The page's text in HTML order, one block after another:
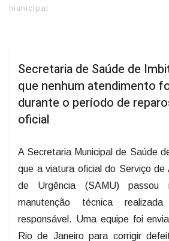
municipal
Secretaria de Saúde de
que nenhum atendimento
durante o período de
oficial
A Secretaria Municipal de Saúde
que a viatura oficial do Serviço de
de Urgência (SAMU) passou
manutenção técnica
responsável. Uma equipe foi
Rio de Janeiro para corrigir